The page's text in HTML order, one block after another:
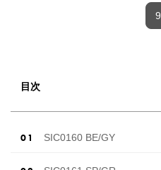
9
目次
SIC0160 BE/GY